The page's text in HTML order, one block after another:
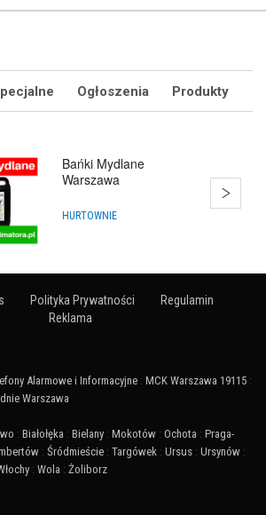
Ogłoszenia Produkty
Estate Polska
BIURA NIERUCHOMOŚCI
Polityka Prywatności
Regulamin
Reklama
Alarmowe i Informacyjne : MCK Warszawa 19115 :
Warszawa
: Białołęka : Bielany : Mokotów : Ochota : Praga-
: Śródmieście : Targówek : Ursus : Ursynów :
: Wola : Żoliborz